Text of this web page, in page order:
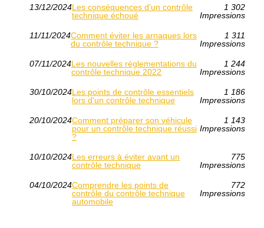
13/12/2024Les conséquences d'un contrôle
technique échoué
1 302
Impressions
11/11/2024Comment éviter les arnaques lors
du contrôle technique ?
1 311
Impressions
07/11/2024Les nouvelles réglementations du
contrôle technique 2022
1 244
Impressions
30/10/2024Les points de contrôle essentiels
lors d'un contrôle technique
1 186
Impressions
20/10/2024Comment préparer son véhicule
pour un contrôle technique réussi
?
1 143
Impressions
10/10/2024Les erreurs à éviter avant un
contrôle technique
775
Impressions
04/10/2024Comprendre les points de
contrôle du contrôle technique
automobile
772
Impressions